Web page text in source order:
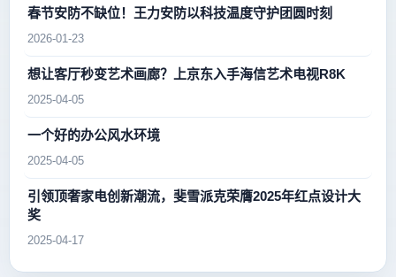
春节安防不缺位！王力安防以科技温度守护团圆时刻
2026-01-23
想让客厅秒变艺术画廊？上京东入手海信艺术电视R8K
2025-04-05
一个好的办公风水环境
2025-04-05
引领顶奢家电创新潮流，斐雪派克荣膺2025年红点设计大
奖
2025-04-17